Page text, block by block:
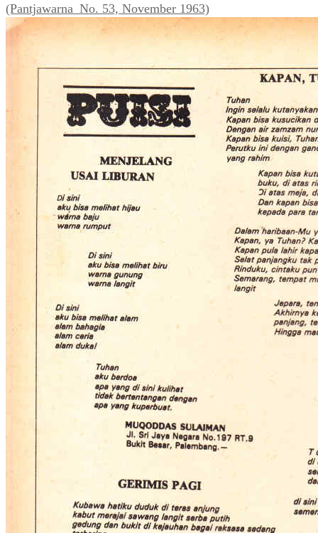
(Pantjawarna_No. 53, November 1963)